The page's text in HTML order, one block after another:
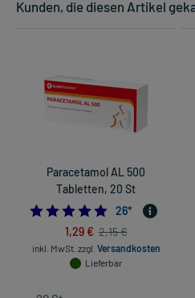
Kunden, die diesen Artikel
Paracetamol AL 500
Tabletten, 20 St
26*
1,29 € 2,15 €
inkl. MwSt. zzgl. Versandkosten
Lieferbar